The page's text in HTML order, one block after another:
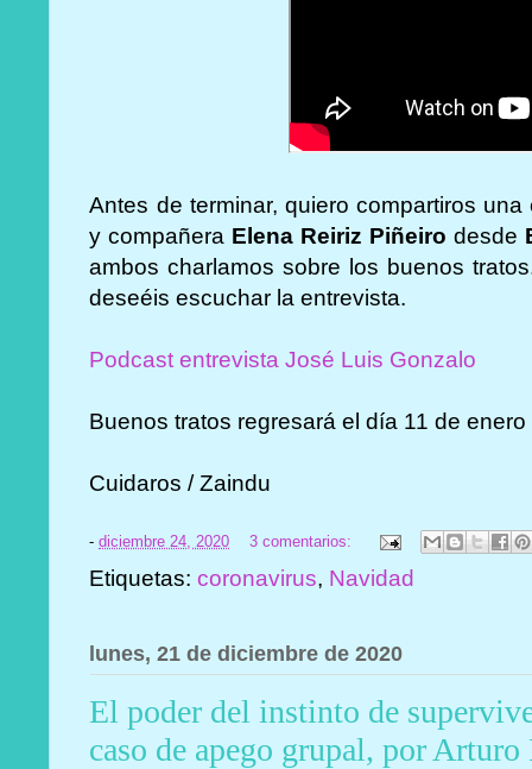
Antes de terminar, quiero compartiros
y compañera Elena Reiriz Piñeiro desde
ambos charlamos sobre los buenos
deseéis escuchar la entrevista.
Podcast entrevista José Luis Gonzalo
Buenos tratos regresará el día 11 de
Cuidaros / Zaindu
-diciembre 24, 2020 3 comentarios:
Etiquetas:coronavirus, Navidad
lunes, 21 de diciembre de 2020
El poder del instinto de
caso de apego grupal, por